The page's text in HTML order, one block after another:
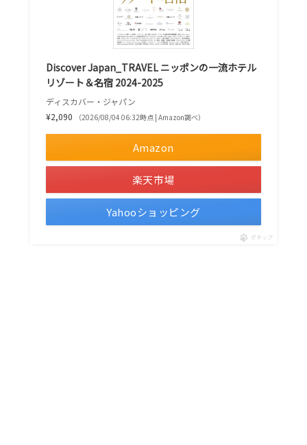
Discover Japan_TRAVEL ニッポンの一流ホテル
リゾート＆名宿 2024-2025
ディスカバー・ジャパン
¥2,090
（2026/08/04 06:32時点 | Amazon調べ）
Amazon
楽天市場
Yahooショッピング
ポチップ